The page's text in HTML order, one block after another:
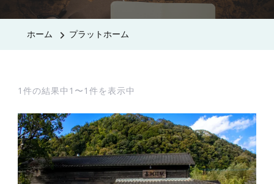
ホーム プラットホーム
1件の結果中1〜1件を表示中